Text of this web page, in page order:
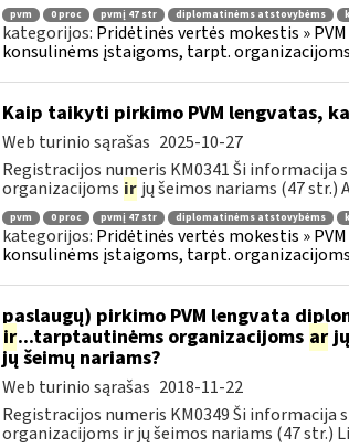
pvm 0 proc pvmį 47 str diplomatinėms atstovybėms
kategorijos: Pridėtinės vertės mokestis »
konsulinėms įstaigoms, tarpt.
Kaip taikyti pirkimo PVM lengvatas,
Web turinio sąrašas 2025-10-27
Registracijos numeris KM0341 Ši
organizacijoms ir jų šeimos nariams (47 str.)
pvm 0 proc pvmį 47 str diplomatinėms atstovybėms
kategorijos: Pridėtinės vertės mokestis »
konsulinėms įstaigoms, tarpt.
paslaugų) pirkimo PVM lengvata
ir...tarptautinėms organizacijoms ar
jų šeimų nariams?
Web turinio sąrašas 2018-11-22
Registracijos numeris KM0349 Ši
organizacijoms ir jų šeimos nariams (47 str.)